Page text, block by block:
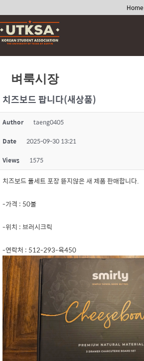
Home
Skip
to
content
벼룩시장
치즈보드 팝니다(새상품)
Author taeng0405
Date 2025-09-30 13:21
Views 1575
치즈보드 풀세트 포장 뜯지않은 새 제품 판매합니다.
-가격 : 50불
-위치 : 브러시크릭
-연락처 : 512-293-육450